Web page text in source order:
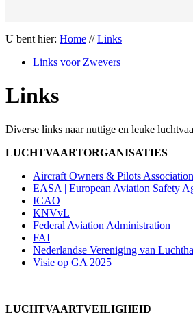
U bent hier: Home //Links
Links voor Zwevers
Links
Diverse links naar nuttige en leuke
LUCHTVAARTORGANISATIES
Aircraft Owners & Pilots Association
EASA | European Aviation Safety
ICAO
KNVvL
Federal Aviation Administration
FAI
Nederlandse Vereniging van
Visie op GA 2025
LUCHTVAARTVEILIGHEID